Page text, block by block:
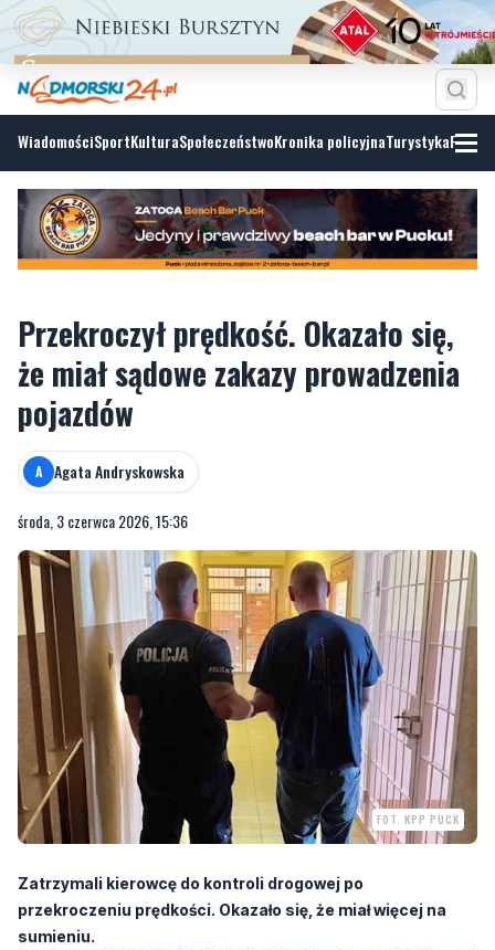
WiadomościSportKulturaSpołeczeństwoKronika policyjnaTurystyka
Przekroczył prędkość. Okazało się,
że miał sądowe zakazy prowadzenia
pojazdów
A Agata Andryskowska
środa, 3 czerwca 2026, 15:36
FOT. KPP PUCK
Zatrzymali kierowcę do kontroli drogowej po
przekroczeniu prędkości. Okazało się, że miał więcej na
sumieniu.